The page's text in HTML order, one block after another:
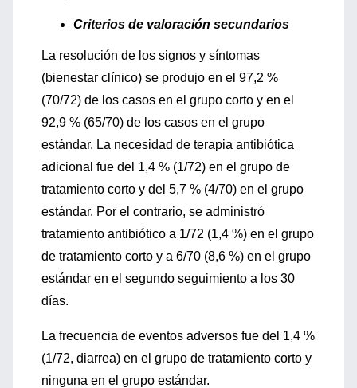
Criterios de valoración secundarios
La resolución de los signos y síntomas
(bienestar clínico) se produjo en el 97,2 %
(70/72) de los casos en el grupo corto y en el
92,9 % (65/70) de los casos en el grupo
estándar. La necesidad de terapia antibiótica
adicional fue del 1,4 % (1/72) en el grupo de
tratamiento corto y del 5,7 % (4/70) en el grupo
estándar. Por el contrario, se administró
tratamiento antibiótico a 1/72 (1,4 %) en el grupo
de tratamiento corto y a 6/70 (8,6 %) en el grupo
estándar en el segundo seguimiento a los 30
días.
La frecuencia de eventos adversos fue del 1,4 %
(1/72, diarrea) en el grupo de tratamiento corto y
ninguna en el grupo estándar.